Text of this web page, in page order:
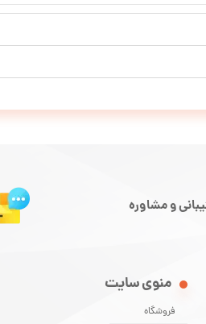
منوی سایت
فروشگاه
و مشاوره